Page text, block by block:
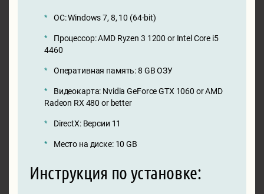
ОС: Windows 7, 8, 10 (64-bit)
Процессор: AMD Ryzen 3 1200 or Intel Core i5
4460
Оперативная память: 8 GB ОЗУ
Видеокарта: Nvidia GeForce GTX 1060 or AMD
Radeon RX 480 or better
DirectX: Версии 11
Место на диске: 10 GB
Инструкция по установке: